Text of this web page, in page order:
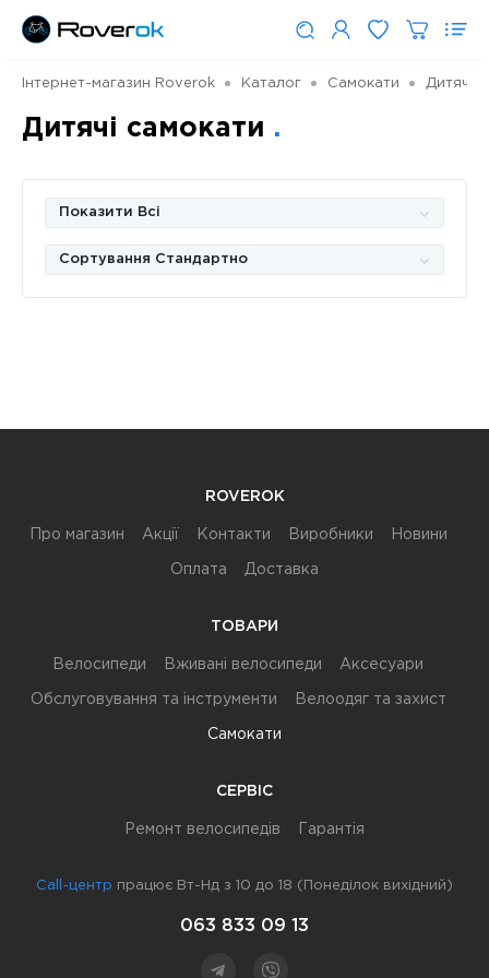
Інтернет-магазин Roverok Каталог Самокати Дитячі
Дитячі самокати
Показити Всі
Сортування Стандартно
ROVEROK
Про магазин Акції Контакти Виробники Новини
Оплата Доставка
ТОВАРИ
Велосипеди Вживані велосипеди Аксесуари
Обслуговування та інструменти Велоодяг та захист
Самокати
СЕРВІС
Ремонт велосипедів Гарантія
Call-центр працює Вт-Нд з 10 до 18 (Понеділок вихідний)
063 833 09 13